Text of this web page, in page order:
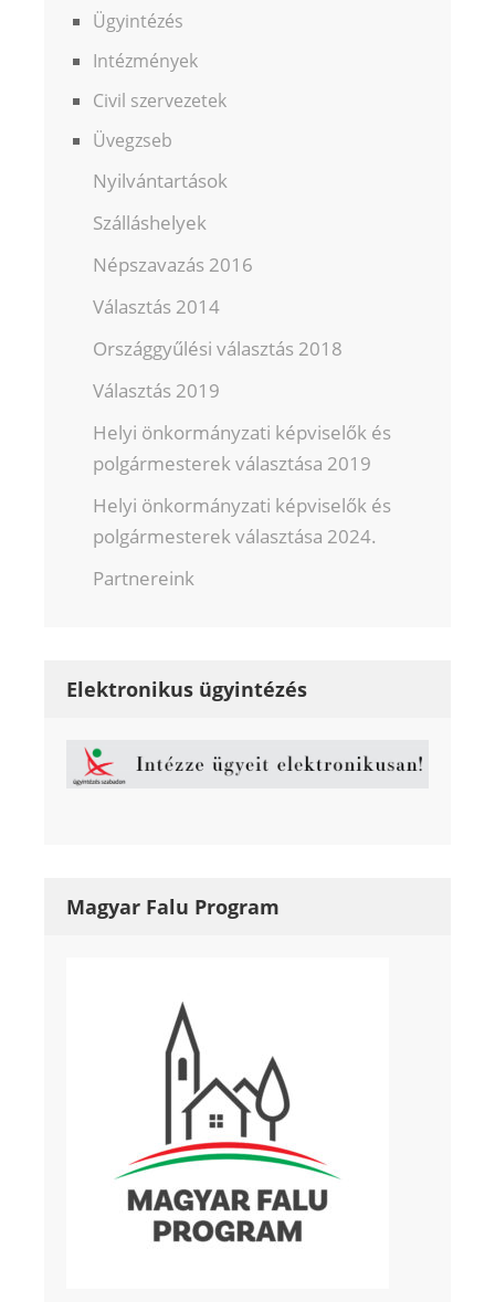
Ügyintézés
Intézmények
Civil szervezetek
Üvegzseb
Nyilvántartások
Szálláshelyek
Népszavazás 2016
Választás 2014
Országgyűlési választás 2018
Választás 2019
Helyi önkormányzati képviselők és
polgármesterek választása 2019
Helyi önkormányzati képviselők és
polgármesterek választása 2024.
Partnereink
Elektronikus ügyintézés
Magyar Falu Program